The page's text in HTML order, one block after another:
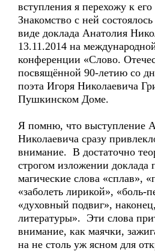
вступления я перехожу к его
Знакомство с ней
виде доклада Анатолия
13.11.2014 на
конференции «Слово.
посвящённой 90-летию со
поэта Игоря Николаевича
Пушкинском Доме.
Я помню, что выступление
Николаевича сразу
внимание. В достаточно
строгом изложении доклада
магические слова «сплав»,
«заболеть лирикой», «боль-
«духовный подвиг»,
литературы». Эти слова
внимание, как маячки,
на не столь уж ясном для